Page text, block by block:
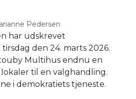
Pedersen
har udskrevet
den 24. marts 2026.
Multihus endnu en
til en valghandling.
i demokratiets tjeneste.